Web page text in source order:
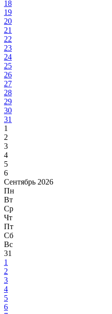
18
19
20
21
22
23
24
25
26
27
28
29
30
31
1
2
3
4
5
6
Сентябрь 2026
Пн
Вт
Ср
Чт
Пт
Сб
Вс
31
1
2
3
4
5
6